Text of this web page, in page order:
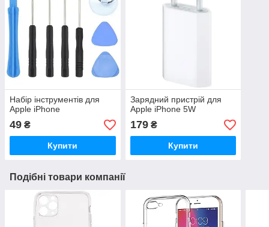
Набір інструментів для
Apple iPhone
49 ₴
Купити
Зарядний пристрій для
Apple iPhone 5W
179₴
Купити
Подібні товари компанії